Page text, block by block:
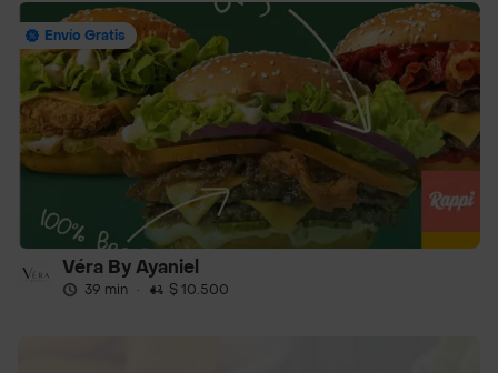
Envío Gratis
Véra By Ayaniel
39 min · $ 10.500